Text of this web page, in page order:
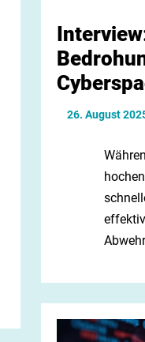
26. August